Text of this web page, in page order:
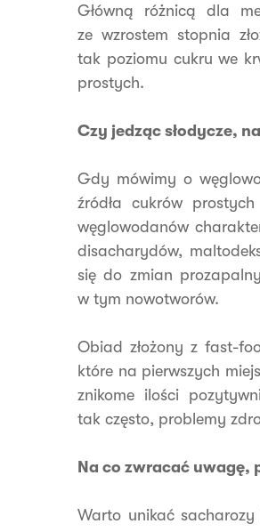
Główną różnicą dla
ze wzrostem stopnia
tak poziomu cukru we
prostych.
Czy jedząc słodycze,
Gdy mówimy o
źródła cukrów
węglowodanów
disacharydów,
się do zmian
w tym nowotworów.
Obiad złożony z fast-
które na pierwszych
znikome ilości
tak często, problemy
Na co zwracać uwagę,
Warto unikać